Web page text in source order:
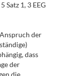
Satz 1, 3 EEG
der
dass
der
die